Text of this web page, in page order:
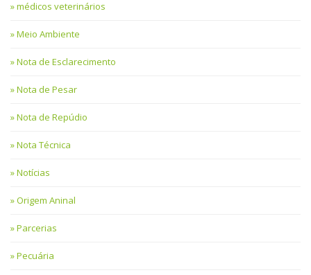
médicos veterinários
Meio Ambiente
Nota de Esclarecimento
Nota de Pesar
Nota de Repúdio
Nota Técnica
Notícias
Origem Aninal
Parcerias
Pecuária